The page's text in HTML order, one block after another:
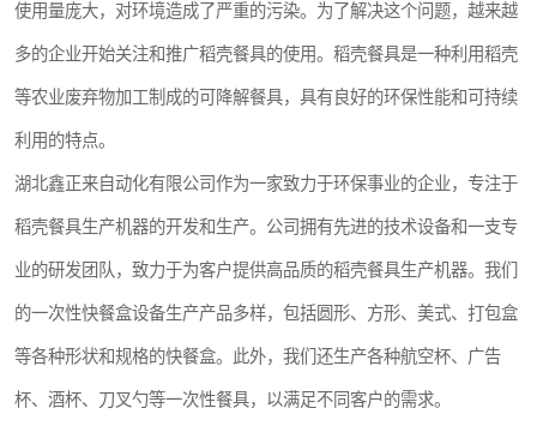
使用量庞大，对环境造成了严重的污染。为了解决这个问题，越来越
多的企业开始关注和推广稻壳餐具的使用。稻壳餐具是一种利用稻壳
等农业废弃物加工制成的可降解餐具，具有良好的环保性能和可持续
利用的特点。
湖北鑫正来自动化有限公司作为一家致力于环保事业的企业，专注于
稻壳餐具生产机器的开发和生产。公司拥有先进的技术设备和一支专
业的研发团队，致力于为客户提供高品质的稻壳餐具生产机器。我们
的一次性快餐盒设备生产产品多样，包括圆形、方形、美式、打包盒
等各种形状和规格的快餐盒。此外，我们还生产各种航空杯、广告
杯、酒杯、刀叉勺等一次性餐具，以满足不同客户的需求。
塑料打包盒
航空餐具
稻壳餐具
降解奶茶杯